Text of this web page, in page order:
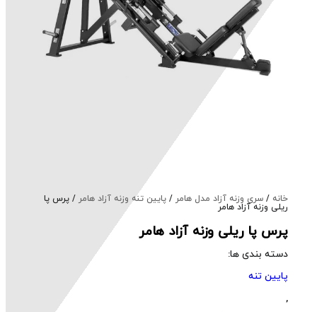
خانه / سری وزنه آزاد مدل هامر / پایین تنه وزنه آزاد هامر / پرس پا
ریلی وزنه آزاد هامر
پرس پا ریلی وزنه آزاد هامر
دسته بندی ها:
پایین تنه
,